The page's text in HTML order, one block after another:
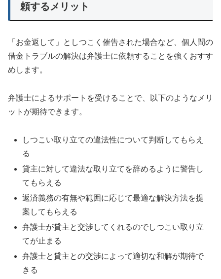
頼するメリット
「お金返して」としつこく催告された場合など、個人間の
借金トラブルの解決は弁護士に依頼することを強くおすす
めします。
弁護士によるサポートを受けることで、以下のようなメリ
ットが期待できます。
しつこい取り立ての違法性について判断してもらえ
る
貸主に対して違法な取り立てを辞めるように警告し
てもらえる
返済義務の有無や範囲に応じて最適な解決方法を提
案してもらえる
弁護士が貸主と交渉してくれるのでしつこい取り立
てが止まる
弁護士と貸主との交渉によって適切な和解が期待で
きる